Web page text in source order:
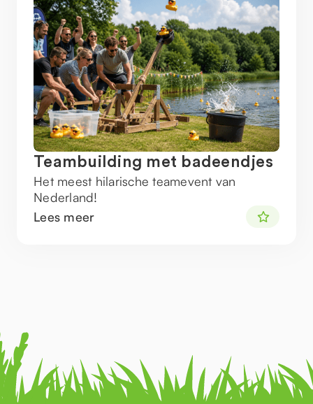
Teambuilding met badeendjes
Het meest hilarische teamevent van
Nederland!
Lees meer